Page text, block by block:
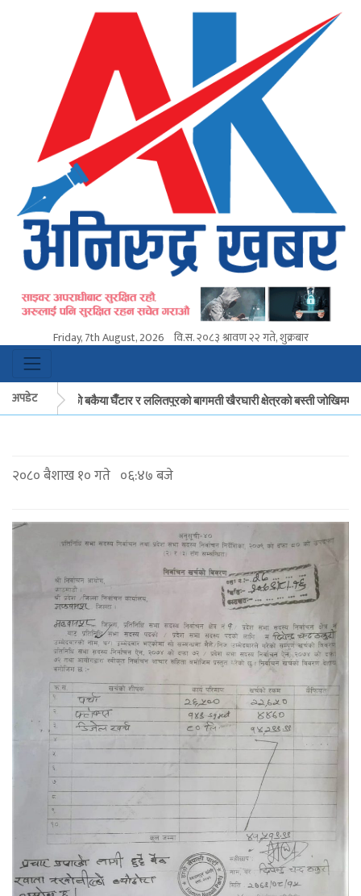
Friday, 7th August, 2026 वि.स.२०८३ श्रावण २२ गते, शुक्रबार
अपडेट
मकवानपुरको बकैया घैँटार र ललितपुरको बागमती खैरघारी क्षेत्रको बस्ती जोखिममा
मकवानपुरको बकैया घैँटार र ललितपुरको बागमती खैरघारी क्षेत्रको बस्ती जोखिममा
२०८० बैशाख १० गते ०६:४७ बजे